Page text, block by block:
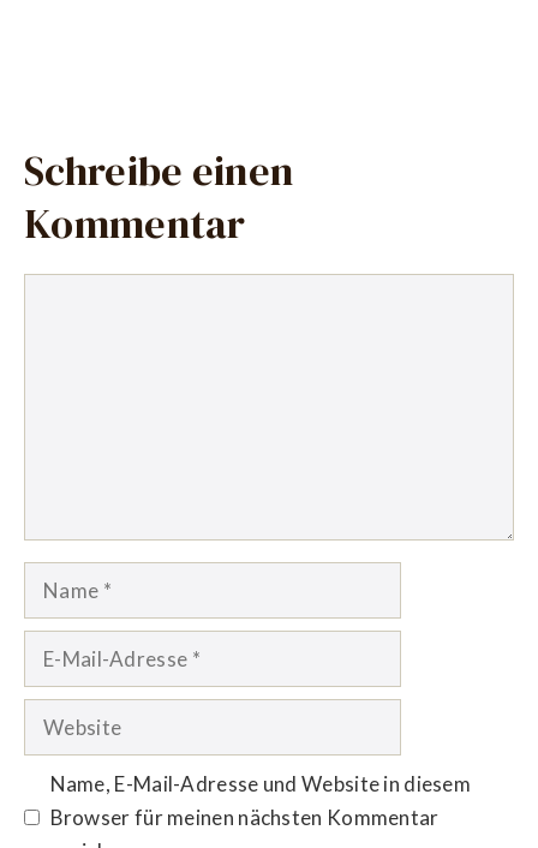
Schreibe einen
Kommentar
Name
Website
Name, E-Mail-Adresse und Website in diesem
Browser für meinen nächsten Kommentar